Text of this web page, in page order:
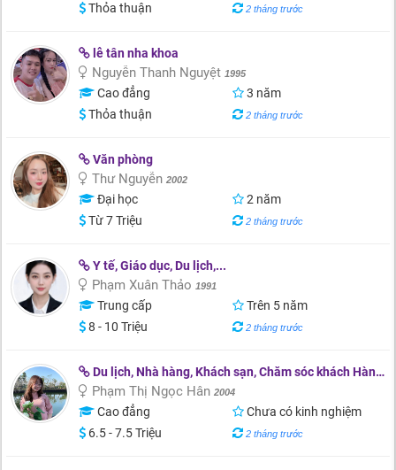
Thỏa thuận
2 tháng trước
lễ tân nha khoa
Nguyễn Thanh Nguyệt 1995
Cao đẳng
3 năm
Thỏa thuận
2 tháng trước
Văn phòng
Thư Nguyễn 2002
Đại học
2 năm
Từ 7 Triệu
2 tháng trước
Y tế, Giáo dục, Du lịch,...
Phạm Xuân Thảo 1991
Trung cấp
Trên 5 năm
8 - 10 Triệu
2 tháng trước
Du lịch, Nhà hàng, Khách sạn, Chăm sóc khách Hàng, Mua bán
Phạm Thị Ngọc Hân 2004
Cao đẳng
Chưa có kinh nghiệm
6.5 - 7.5 Triệu
2 tháng trước